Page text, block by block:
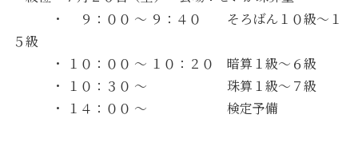
・ ９：００ ～ ９：４０ そろばん１０級～１
５級
・ １０：００ ～ １０：２０ 暗算１級～６級
・ １０：３０ ～ 珠算１級～７級
・ １４：００ ～ 検定予備